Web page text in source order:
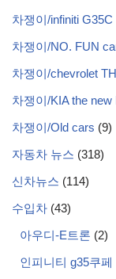
차쟁이/infiniti G35C
차쟁이/NO. FUN
차쟁이/chevrolet
차쟁이/KIA the new
차쟁이/Old cars (9)
자동차 뉴스 (318)
신차뉴스 (114)
수입차 (43)
아우디-E트론 (2)
인피니티 g35쿠페